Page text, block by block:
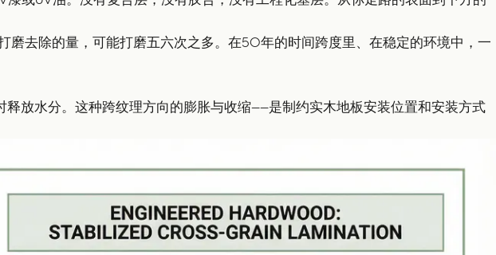
去除的量，可能打磨五六次之多。在50年的时间跨度里、在稳定的环境中，一
放水分。这种跨纹理方向的膨胀与收缩——是制约实木地板安装位置和安装方式